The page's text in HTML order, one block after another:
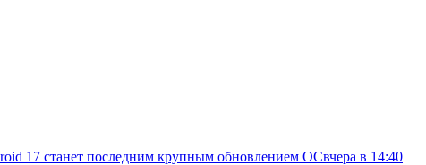
17 станет последним крупным обновлением ОСвчера в 14:40